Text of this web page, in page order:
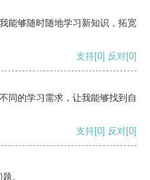
能够随时随地学习新知识，拓宽
支持[0] 反对[0]
同的学习需求，让我能够找到自
支持[0] 反对[0]
。